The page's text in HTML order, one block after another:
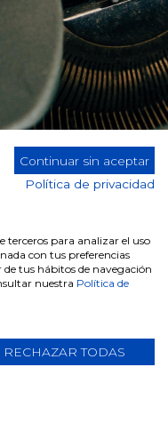
lealtad y
del tratamiento
B 96435920
Continuar sin aceptar
Política de privacidad
terceros para analizar el uso
con tus preferencias
tus hábitos de navegación
nuestra Política de
RECHAZAR TODAS